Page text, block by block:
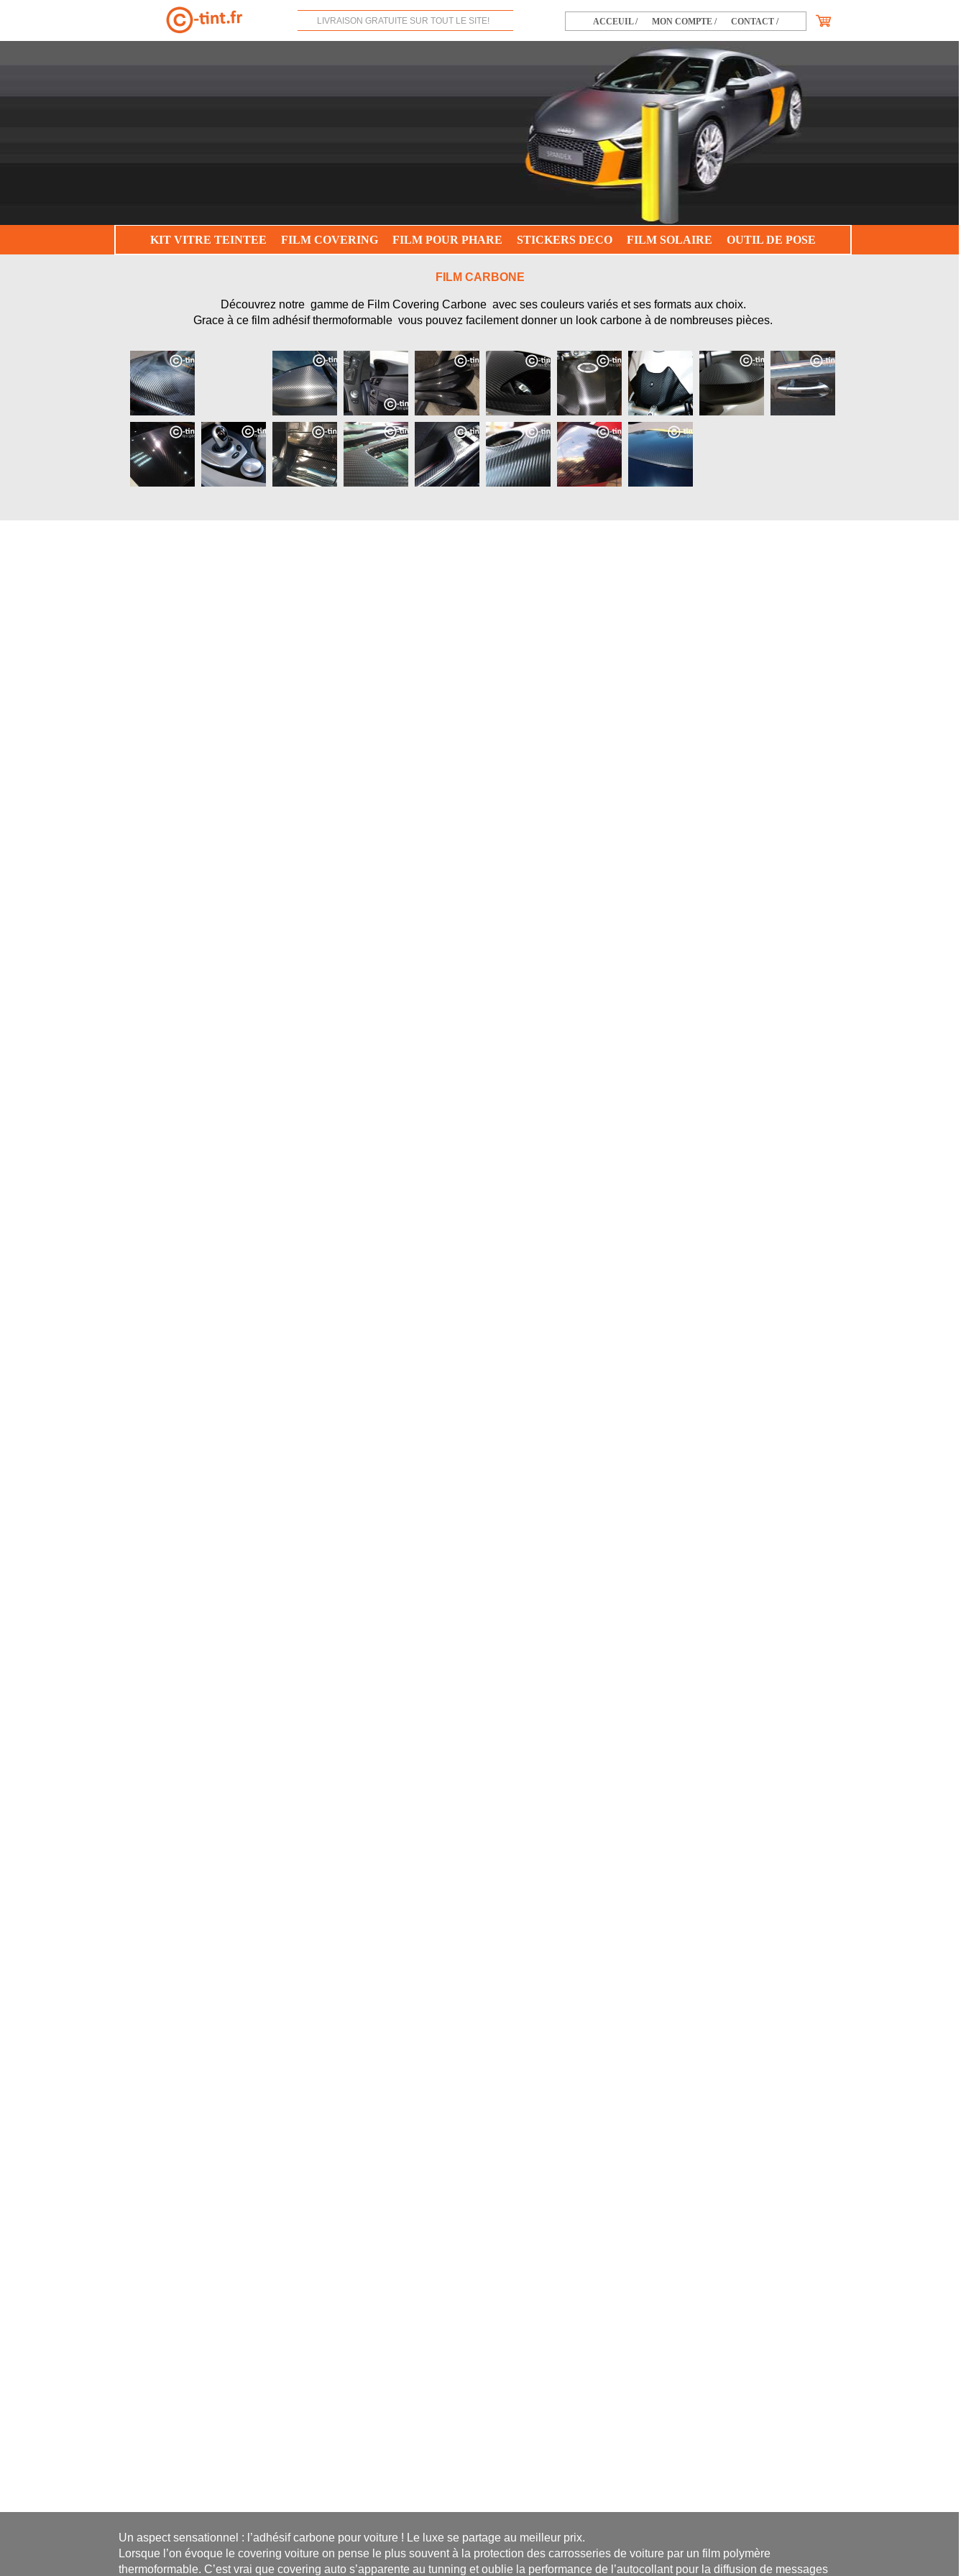
ACCEUIL / MON COMPTE / CONTACT /
LIVRAISON GRATUITE SUR TOUT LE SITE!
KIT VITRE TEINTEE FILM COVERING FILM POUR PHARE STICKERS DECO FILM SOLAIRE OUTIL DE POSE
Découvrez notre gamme de Film Covering Carbone avec ses couleurs variés et ses formats aux choix.
Grace à ce film adhésif thermoformable vous pouvez facilement donner un look carbone à de nombreuses pièces.
FILM CARBONE
Un aspect sensationnel : l’adhésif carbone pour voiture ! Le luxe se partage au meilleur prix.
Lorsque l’on évoque le covering voiture on pense le plus souvent à la protection des carrosseries de voiture par un film polymère
thermoformable. C’est vrai que covering auto s’apparente au tunning et oublie la performance de l’autocollant pour la diffusion de messages